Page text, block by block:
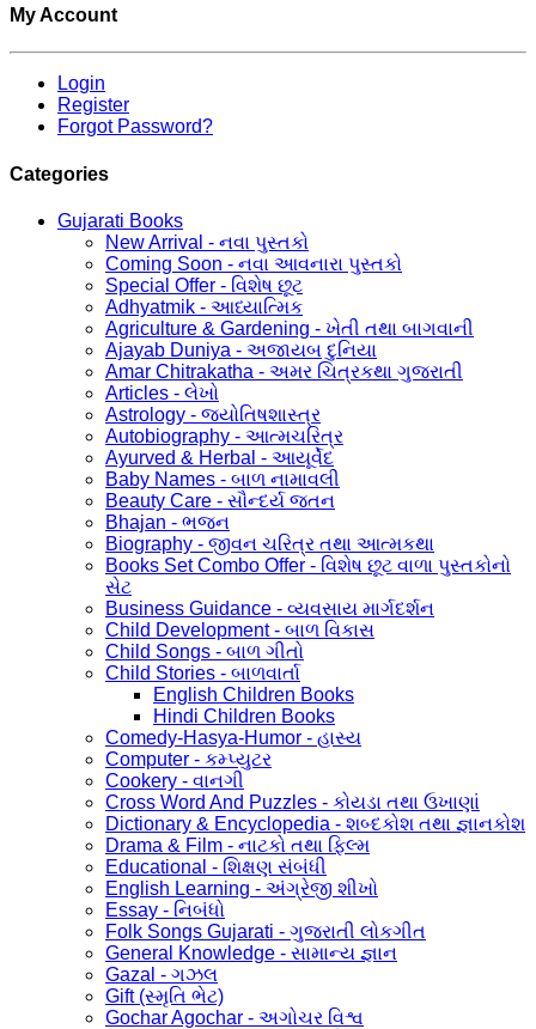
My Account
Login
Register
Forgot Password?
Categories
Gujarati Books
New Arrival - નવા પુસ્તકો
Coming Soon - નવા આવનારા પુસ્તકો
Special Offer - વિશેષ છૂટ
Adhyatmik - આધ્યાત્મિક
Agriculture & Gardening - ખેતી તથા બાગવાની
Ajayab Duniya - અજાયબ દુનિયા
Amar Chitrakatha - અમર ચિત્રકથા ગુજરાતી
Articles - લેખો
Astrology - જ્યોતિષશાસ્ત્ર
Autobiography - આત્મચરિત્ર
Ayurved & Herbal - આયૂર્વેદ
Baby Names - બાળ નામાવલી
Beauty Care - સૌન્દર્ય જતન
Bhajan - ભજન
Biography - જીવન ચરિત્ર તથા આત્મકથા
Books Set Combo Offer - વિશેષ છૂટ વાળા પુસ્તકોનો
સેટ
Business Guidance - વ્યવસાય માર્ગદર્શન
Child Development - બાળ વિકાસ
Child Songs - બાળ ગીતો
Child Stories - બાળવાર્તા
English Children Books
Hindi Children Books
Comedy-Hasya-Humor - હાસ્ય
Computer - કમ્પ્યુટર
Cookery - વાનગી
Cross Word And Puzzles - કોયડા તથા ઉખાણાં
Dictionary & Encyclopedia - શબ્દકોશ તથા જ્ઞાનકોશ
Drama & Film - નાટકો તથા ફિલ્મ
Educational - શિક્ષણ સંબંધી
English Learning - અંગ્રેજી શીખો
Essay - નિબંધો
Folk Songs Gujarati - ગુજરાતી લોકગીત
General Knowledge - સામાન્ય જ્ઞાન
Gazal - ગઝલ
Gift (સ્મૃતિ ભેટ)
Gochar Agochar - અગોચર વિશ્વ